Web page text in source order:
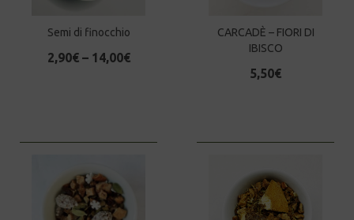
Semi di finocchio
2,90€– 14,00€
CARCADÈ – FIORI DI
IBISCO
5,50€